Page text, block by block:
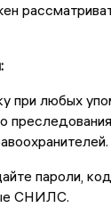
при любых
пароли,
СНИЛС.